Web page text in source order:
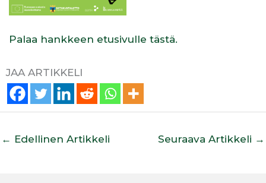
Palaa hankkeen etusivulle tästä.
JAA ARTIKKELI
← Edellinen Artikkeli Seuraava Artikkeli →